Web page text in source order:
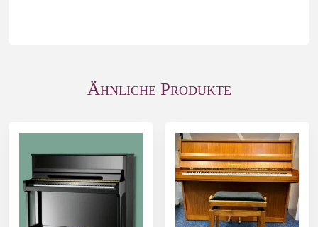
Ähnliche Produkte